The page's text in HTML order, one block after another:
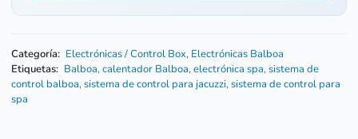
Categoría: Electrónicas / Control Box, Electrónicas Balboa
Etiquetas: Balboa,calentador Balboa,electrónica spa,sistema de
control balboa,sistema de control para jacuzzi,sistema de control para
spa